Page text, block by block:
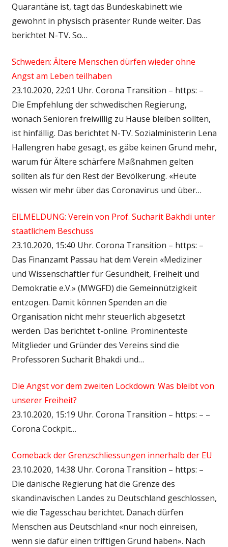
Quarantäne ist, tagt das Bundeskabinett wie
gewohnt in physisch präsenter Runde weiter. Das
berichtet N-TV. So…
Schweden: Ältere Menschen dürfen wieder ohne
Angst am Leben teilhaben
23.10.2020, 22:01 Uhr. Corona Transition – https: –
Die Empfehlung der schwedischen Regierung,
wonach Senioren freiwillig zu Hause bleiben sollten,
ist hinfällig. Das berichtet N-TV. Sozialministerin Lena
Hallengren habe gesagt, es gäbe keinen Grund mehr,
warum für Ältere schärfere Maßnahmen gelten
sollten als für den Rest der Bevölkerung. «Heute
wissen wir mehr über das Coronavirus und über…
EILMELDUNG: Verein von Prof. Sucharit Bakhdi unter
staatlichem Beschuss
23.10.2020, 15:40 Uhr. Corona Transition – https: –
Das Finanzamt Passau hat dem Verein «Mediziner
und Wissenschaftler für Gesundheit, Freiheit und
Demokratie e.V.» (MWGFD) die Gemeinnützigkeit
entzogen. Damit können Spenden an die
Organisation nicht mehr steuerlich abgesetzt
werden. Das berichtet t-online. Prominenteste
Mitglieder und Gründer des Vereins sind die
Professoren Sucharit Bhakdi und…
Die Angst vor dem zweiten Lockdown: Was bleibt von
unserer Freiheit?
23.10.2020, 15:19 Uhr. Corona Transition – https: – –
Corona Cockpit…
Comeback der Grenzschliessungen innerhalb der EU
23.10.2020, 14:38 Uhr. Corona Transition – https: –
Die dänische Regierung hat die Grenze des
skandinavischen Landes zu Deutschland geschlossen,
wie die Tagesschau berichtet. Danach dürfen
Menschen aus Deutschland «nur noch einreisen,
wenn sie dafür einen triftigen Grund haben». Nach